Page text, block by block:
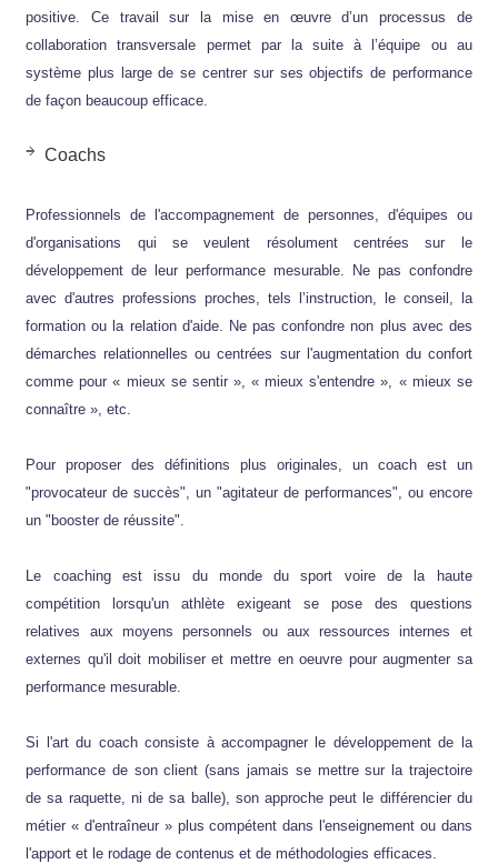
positive. Ce travail sur la mise en œuvre d’un processus de
collaboration transversale permet par la suite à l’équipe ou au
système plus large de se centrer sur ses objectifs de performance
de façon beaucoup efficace.
Coachs
Professionnels de l'accompagnement de personnes, d'équipes ou
d'organisations qui se veulent résolument centrées sur le
développement de leur performance mesurable. Ne pas confondre
avec d'autres professions proches, tels l’instruction, le conseil, la
formation ou la relation d'aide. Ne pas confondre non plus avec des
démarches relationnelles ou centrées sur l'augmentation du confort
comme pour « mieux se sentir », « mieux s'entendre », « mieux se
connaître », etc.
Pour proposer des définitions plus originales, un coach est un
"provocateur de succès", un "agitateur de performances", ou encore
un "booster de réussite".
Le coaching est issu du monde du sport voire de la haute
compétition lorsqu'un athlète exigeant se pose des questions
relatives aux moyens personnels ou aux ressources internes et
externes qu'il doit mobiliser et mettre en oeuvre pour augmenter sa
performance mesurable.
Si l'art du coach consiste à accompagner le développement de la
performance de son client (sans jamais se mettre sur la trajectoire
de sa raquette, ni de sa balle), son approche peut le différencier du
métier « d'entraîneur » plus compétent dans l'enseignement ou dans
l'apport et le rodage de contenus et de méthodologies efficaces.